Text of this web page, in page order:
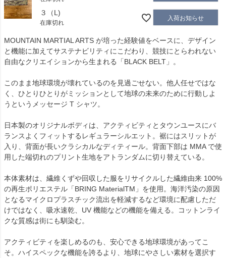
３（L)
在庫切れ
入荷お知らせ
MOUNTAIN MARTIAL ARTS が培った経験値をベースに、デザイン
と機能に加えてサステナビリティにこだわり、競技にとらわれない
自由なクリエイションから生まれる「BLACK BELT」。
このまま地球環境が壊れているのを見過ごせない。他人任せではな
く、ひとりひとりがミッションとして地球の未来のために行動しよ
うというメッセージ T シャツ。
日本製のオリジナルボディは、アクティビティとタウンユースにバ
ランスよくフィットするレギュラーシルエット。裾にはスリットが
入り、背面が長いクラシカルなディティール。背面下部は MMA で使
用した端切れのプリント生地をアトランダムに切り替えている。
本体素材は、繊維くずや回収した服をリサイクルした繊維由来 100%
の再生ポリエステル「BRING MaterialTM」を使用。海洋汚染の原因
となるマイクロプラスチック流出を軽減するなど環境に配慮しただ
けではなく、吸水速乾、UV 機能などの機能を備える。コットンライ
クな質感は街にも馴染む。
アクティビティを楽しめるのも、安心できる地球環境があってこ
そ。ハイスペックな機能を誇るより、地球にやさしい素材を選択す